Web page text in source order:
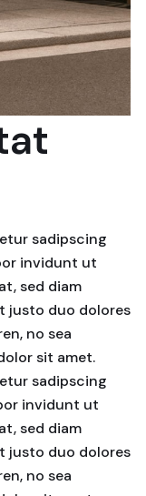
sadipscing
invidunt ut
sed diam
justo duo dolores
no sea
sit amet.
sadipscing
invidunt ut
sed diam
justo duo dolores
no sea